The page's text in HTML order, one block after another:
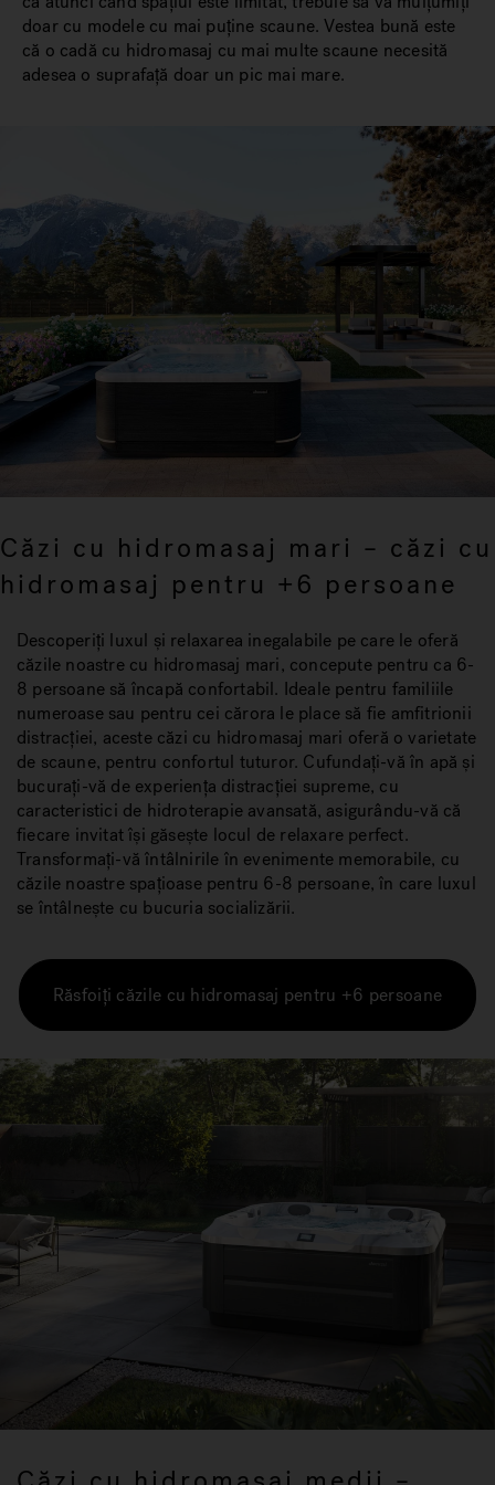
doar cu modele cu mai puține scaune. Vestea bună este
că o cadă cu hidromasaj cu mai multe scaune necesită
adesea o suprafață doar un pic mai mare.
Căzi cu hidromasaj mari – căzi cu
hidromasaj pentru +6 persoane
Descoperiți luxul și relaxarea inegalabile pe care le oferă
căzile noastre cu hidromasaj mari, concepute pentru ca 6-
8 persoane să încapă confortabil. Ideale pentru familiile
numeroase sau pentru cei cărora le place să fie amfitrionii
distracției, aceste căzi cu hidromasaj mari oferă o varietate
de scaune, pentru confortul tuturor. Cufundați-vă în apă și
bucurați-vă de experiența distracției supreme, cu
caracteristici de hidroterapie avansată, asigurându-vă că
fiecare invitat își găsește locul de relaxare perfect.
Transformați-vă întâlnirile în evenimente memorabile, cu
căzile noastre spațioase pentru 6-8 persoane, în care luxul
se întâlnește cu bucuria socializării.
Răsfoiți căzile cu hidromasaj pentru +6 persoane